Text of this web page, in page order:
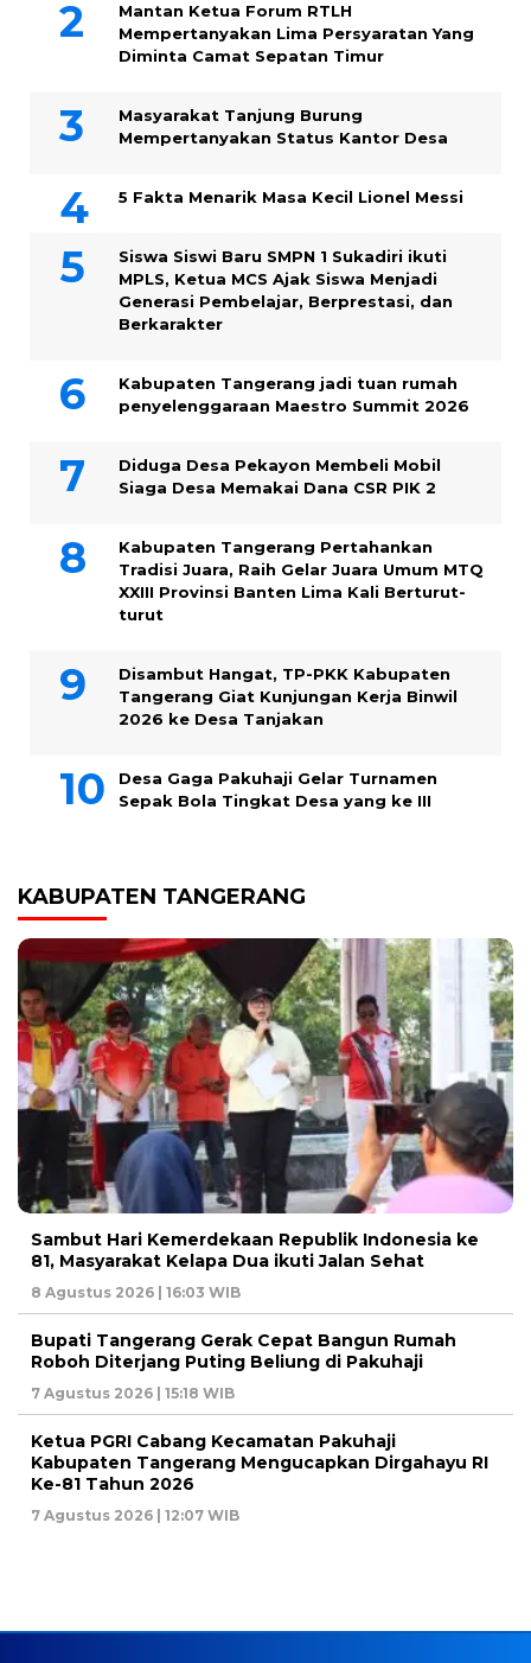
Mantan Ketua Forum RTLH
Mempertanyakan Lima Persyaratan Yang
Diminta Camat Sepatan Timur
Masyarakat Tanjung Burung
Mempertanyakan Status Kantor Desa
5 Fakta Menarik Masa Kecil Lionel Messi
Siswa Siswi Baru SMPN 1 Sukadiri ikuti
MPLS, Ketua MCS Ajak Siswa Menjadi
Generasi Pembelajar, Berprestasi, dan
Berkarakter
Kabupaten Tangerang jadi tuan rumah
penyelenggaraan Maestro Summit 2026
Diduga Desa Pekayon Membeli Mobil
Siaga Desa Memakai Dana CSR PIK 2
Kabupaten Tangerang Pertahankan
Tradisi Juara, Raih Gelar Juara Umum MTQ
XXIII Provinsi Banten Lima Kali Berturut-
turut
Disambut Hangat, TP-PKK Kabupaten
Tangerang Giat Kunjungan Kerja Binwil
2026 ke Desa Tanjakan
Desa Gaga Pakuhaji Gelar Turnamen
Sepak Bola Tingkat Desa yang ke III
KABUPATEN TANGERANG
Sambut Hari Kemerdekaan Republik Indonesia ke
81, Masyarakat Kelapa Dua ikuti Jalan Sehat
8 Agustus 2026 | 16:03 WIB
Bupati Tangerang Gerak Cepat Bangun Rumah
Roboh Diterjang Puting Beliung di Pakuhaji
7 Agustus 2026 | 15:18 WIB
Ketua PGRI Cabang Kecamatan Pakuhaji
Kabupaten Tangerang Mengucapkan Dirgahayu RI
Ke-81 Tahun 2026
7 Agustus 2026 | 12:07 WIB